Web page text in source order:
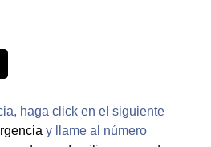
haga click en el siguiente
y llame al número